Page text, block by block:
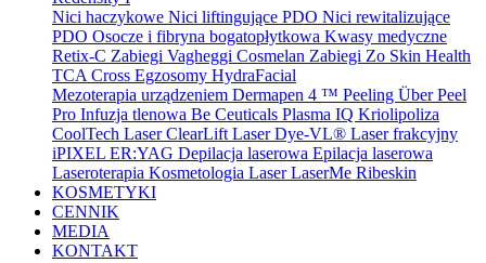
Nici haczykowe Nici liftingujące PDO Nici rewitalizujące
PDO Osocze i fibryna bogatopłytkowa Kwasy medyczne
Retix-C Zabiegi Vagheggi Cosmelan Zabiegi Zo Skin Health
TCA Cross Egzosomy HydraFacial
Mezoterapia urządzeniem Dermapen 4 ™ Peeling Über Peel
Pro Infuzja tlenowa Be Ceuticals Plasma IQ Kriolipoliza
CoolTech Laser ClearLift Laser Dye-VL® Laser frakcyjny
iPIXEL ER:YAG Depilacja laserowa Epilacja laserowa
Laseroterapia Kosmetologia Laser LaserMe Ribeskin
KOSMETYKI
CENNIK
MEDIA
KONTAKT